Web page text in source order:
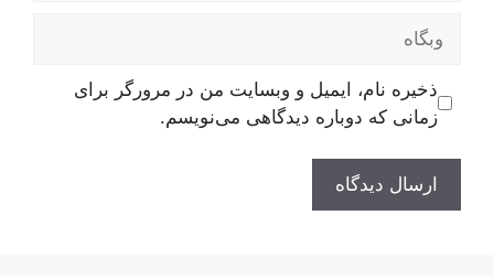
وبگاه
ذخیره نام، ایمیل و وبسایت من در مرورگر برای
زمانی که دوباره دیدگاهی می‌نویسم.